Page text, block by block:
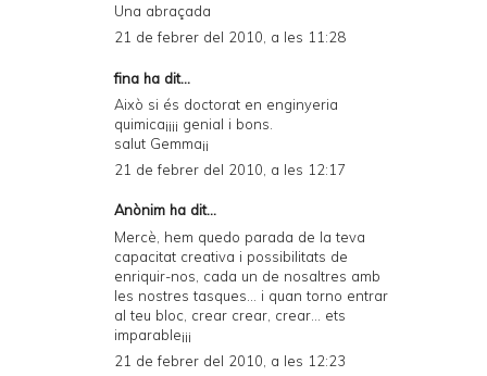
Una abraçada
21 de febrer del 2010, a les 11:28
fina ha dit...
Això si és doctorat en enginyeria
quimica¡¡¡¡ genial i bons.
salut Gemma¡¡
21 de febrer del 2010, a les 12:17
Anònim ha dit...
Mercè, hem quedo parada de la teva
capacitat creativa i possibilitats de
enriquir-nos, cada un de nosaltres amb
les nostres tasques... i quan torno entrar
al teu bloc, crear crear, crear... ets
imparable¡¡¡
21 de febrer del 2010, a les 12:23